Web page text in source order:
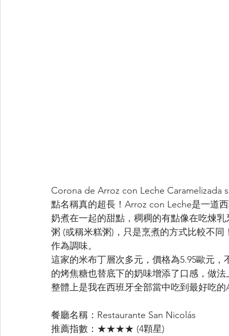
Corona de Arroz con Leche Caramelizada
點名稱真的超長！Arroz con Leche是一道
奶煮在一起的甜點，稠稠的有點像在吃煉
粥 (或稱米糕粥)，只是烹煮的方式比較不
作為調味。
這家的米布丁層次多元，價格為5.95歐元
的烤焦糖也替底下的奶味增添了口感，做
整體上是我在西班牙全部當中吃到最好吃
餐廳名稱：Restaurante San Nicolás
推薦指數：★★★★ (4顆星)